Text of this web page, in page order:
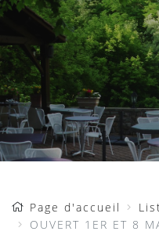
Page d'accueil
OUVERT 1ER ET 8